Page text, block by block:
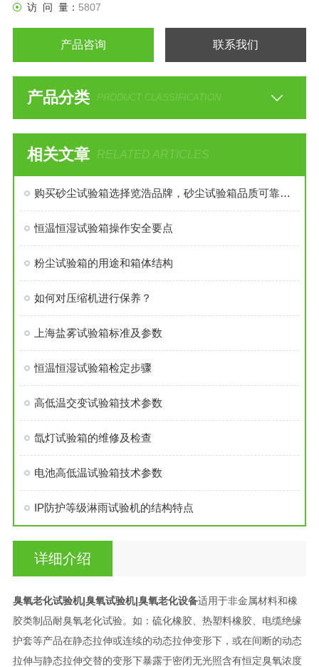
访 问 量： 5807
产品咨询 联系我们
产品分类 PRODUCT CLASSIFICATION
相关文章 RELATED ARTICLES
购买砂尘试验箱选择览浩品牌，砂尘试验箱品质可靠，质量保证。
恒温恒湿试验箱操作安全要点
粉尘试验箱的用途和箱体结构
如何对压缩机进行保养？
上海盐雾试验箱标准及参数
恒温恒湿试验箱检定步骤
高低温交变试验箱技术参数
氙灯试验箱的维修及检查
电池高低温试验箱技术参数
IP防护等级淋雨试验机的结构特点
详细介绍
臭氧老化试验机|臭氧试验机|臭氧老化设备​适用于非金属材料和橡
胶类制品耐臭氧老化试验。如：硫化橡胶、热塑料橡胶、电缆绝缘
护套等产品在静态拉伸或连续的动态拉伸变形下，或在间断的动态
拉伸与静态拉伸交替的变形下暴露于密闭无光照含有恒定臭氧浓度